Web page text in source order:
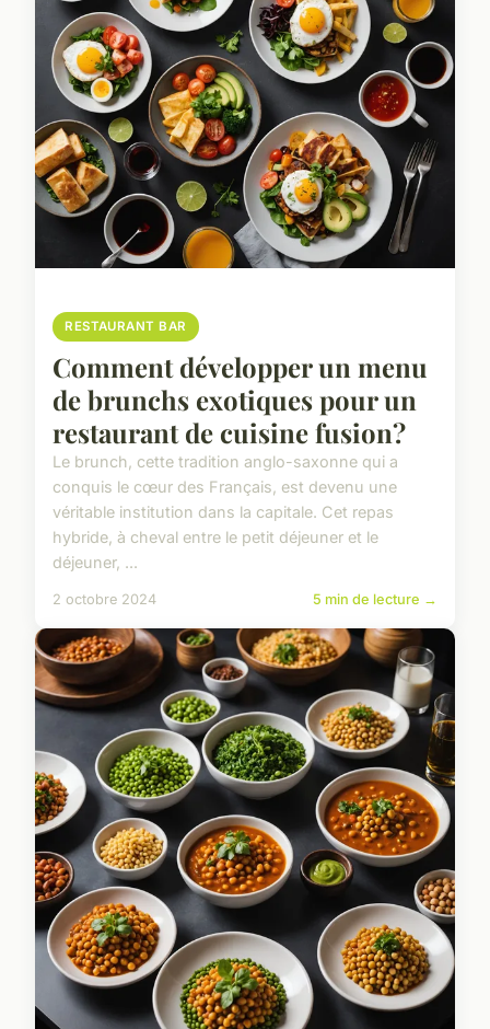
RESTAURANT BAR
Comment développer un menu
de brunchs exotiques pour un
restaurant de cuisine fusion?
Le brunch, cette tradition anglo-saxonne qui a
conquis le cœur des Français, est devenu une
véritable institution dans la capitale. Cet repas
hybride, à cheval entre le petit déjeuner et le
déjeuner, ...
2 octobre 2024 5 min de lecture →